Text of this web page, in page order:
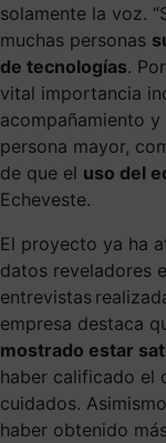
solamente la voz.
muchas personas
de tecnologías.
vital importancia
acompañamiento
persona mayor,
de que el uso del
Echeveste.
El proyecto ya ha
datos reveladores
entrevistas
empresa destaca
mostrado estar
haber calificado el
cuidados.
haber obtenido